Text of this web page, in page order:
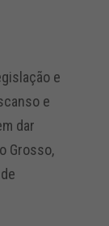
e
e
dar
Grosso,